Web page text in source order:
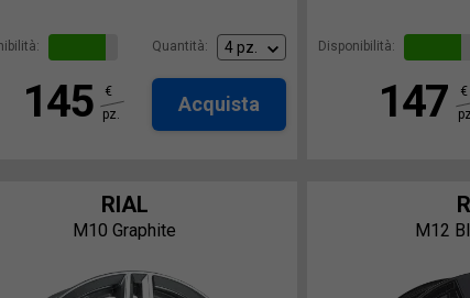
Quantità:
145
€
pz.
Acquista
Disponibilità:
147
€
pz.
RIAL
M10 Graphite M12